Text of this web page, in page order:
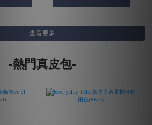
查看更多
-熱門真皮包-